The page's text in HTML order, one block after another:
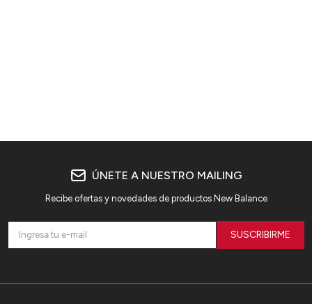
ÚNETE A NUESTRO MAILING
Recibe ofertas y novedades de productos New Balance
SUSCRIBIRME